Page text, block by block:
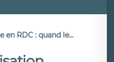
en RDC : quand le...